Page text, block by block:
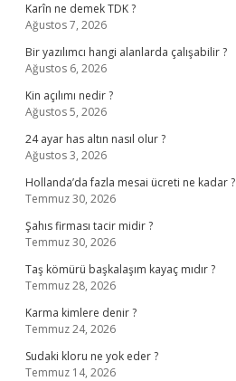
Karîn ne demek TDK ?
Ağustos 7, 2026
Bir yazılımcı hangi alanlarda çalışabilir ?
Ağustos 6, 2026
Kin açılımı nedir ?
Ağustos 5, 2026
24 ayar has altın nasıl olur ?
Ağustos 3, 2026
Hollanda’da fazla mesai ücreti ne kadar ?
Temmuz 30, 2026
Şahıs firması tacir midir ?
Temmuz 30, 2026
Taş kömürü başkalaşım kayaç mıdır ?
Temmuz 28, 2026
Karma kimlere denir ?
Temmuz 24, 2026
Sudaki kloru ne yok eder ?
Temmuz 14, 2026